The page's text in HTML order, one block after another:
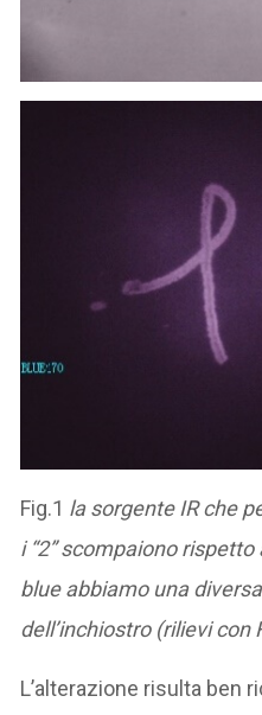
Fig.1 la sorgente IR che
i “2” scompaiono
blue abbiamo una
dell’inchiostro (rilievi con
L’alterazione risulta ben